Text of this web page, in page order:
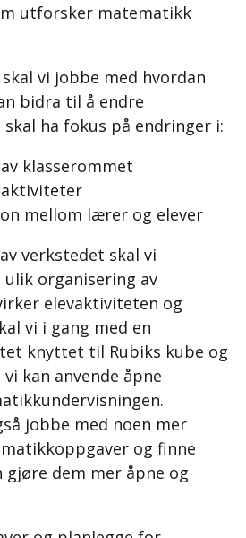
utforsker matematikk
vi jobbe med hvordan
bidra til å endre
skal ha fokus på endringer i:
klasserommet
mellom lærer og elever
verkstedet skal vi
organisering av
elevaktiviteten og
vi i gang med en
knyttet til Rubiks kube og
kan anvende åpne
jobbe med noen mer
og finne
gjøre dem mer åpne og